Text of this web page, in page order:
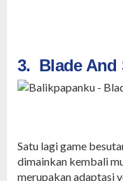
3. Blade And
Satu lagi game
dimainkan kembali
merupakan adaptasi